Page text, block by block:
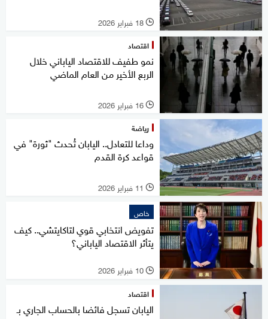
l 18 فبراير 2026
اقتصاد
نمو طفيف للاقتصاد الياباني خلال
الربع الأخير من العام الماضي
l 16 فبراير 2026
رياضة
وداعا للتعادل.. اليابان تُحدث "ثورة" في
قواعد كرة القدم
l 11 فبراير 2026
خاص
تفويض انتخابي قوي لتاكايتشي.. كيف
يتأثر الاقتصاد الياباني؟
l 10 فبراير 2026
اقتصاد
اليابان تسجل فائضا بالحساب الجاري بـ